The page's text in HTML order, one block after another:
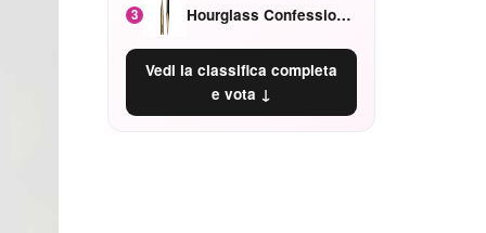
3 Hourglass Confession Ricaricabile Ultra Preciso Ad Alta Intensità Secretly Classic Red
Vedi la classifica completa
e vota ↓